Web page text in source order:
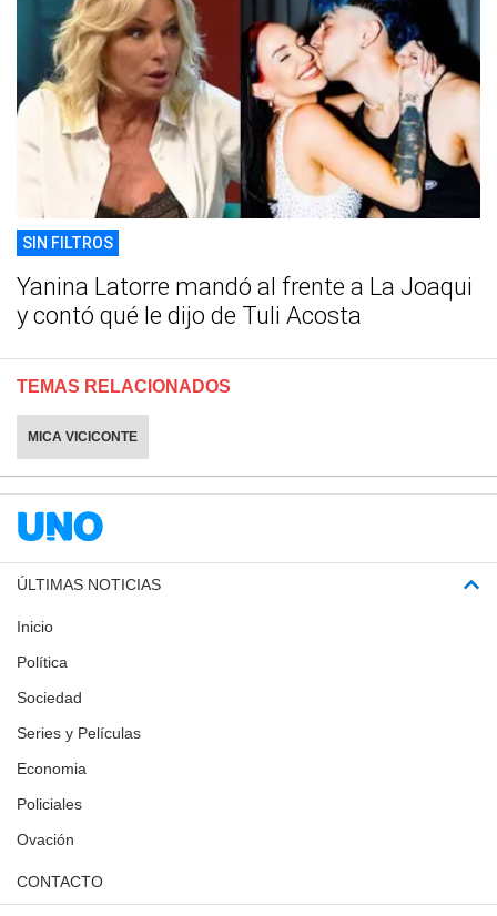
SIN FILTROS
Yanina Latorre mandó al frente a La Joaqui
y contó qué le dijo de Tuli Acosta
TEMAS RELACIONADOS
MICA VICICONTE
ÚLTIMAS NOTICIAS
Inicio
Política
Sociedad
Series y Películas
Economia
Policiales
Ovación
CONTACTO